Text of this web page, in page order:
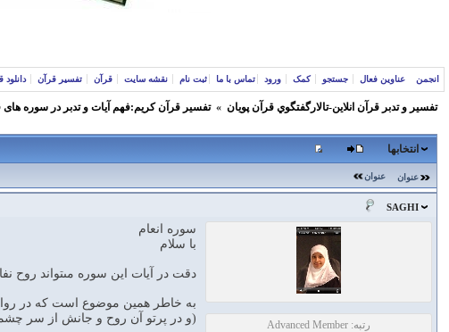
انجمن عناوین فعال جستجو کمک ورود تماس با ما ثبت نام نقشه سایت قرآن تفسیر قرآن دانلود
تفسير و‌ تدبر قرآن انلاين-تالارگفتگوي قرآن پویان » تفسير قرآن كريم:فهم آيات و تدبر در سوره های
انتخابها
عنوان عنوان
SAGHI
رتبه: Advanced Member
سوره انعام
با سلام
دقت در آيات اين سوره مى‏تواند روح
به خاطر همين موضوع است كه در
(و در پرتو آن روح و جانش از سر